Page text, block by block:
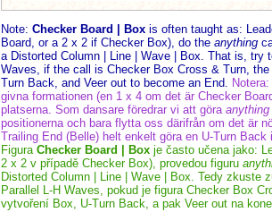
Note: Checker Board | Box is often taught as:
Board, or a 2 x 2 if Checker Box), do the anything
a Distorted Column | Line | Wave | Box. That is, try
Waves, if the call is Checker Box Cross & Turn,
Turn Back, and Veer out to become an End. Notera:
givna formationen (en 1 x 4 om det är Checker
platserna. Som dansare föredrar vi att göra anything
positionerna och bara flytta oss därifrån om det är
Trailing End (Belle) helt enkelt göra en U-Turn
Figura Checker Board | Box je často učena jako:
2 x 2 v případě Checker Box), provedou figuru
Distorted Column | Line | Wave | Box. Tedy
Parallel L-H Waves, pokud je figura Checker Box
vytvoření Box, U-Turn Back, a pak Veer out na